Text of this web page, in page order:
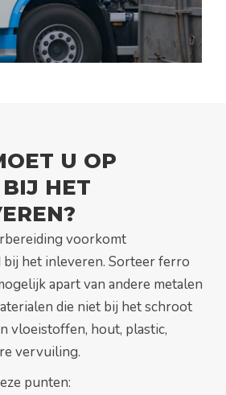
U OP
HET
voorkomt
het inleveren. Sorteer ferro
apart van andere metalen
die niet bij het schroot
vloeistoffen, hout, plastic,
vervuiling.
punten: